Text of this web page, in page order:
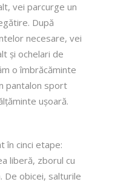
vei parcurge un
După
necesare, vei
și ochelari de
o îmbrăcăminte
pantalon sport
ușoară.
în cinci etape:
liberă, zborul cu
De obicei, salturile